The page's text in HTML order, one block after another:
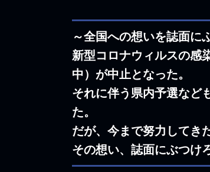
～全国への想いを誌面に
新型コロナウィルスの感
中）が中止となった。
それに伴う県内予選など
た。
だが、今まで努力してき
その想い、誌面にぶつけ